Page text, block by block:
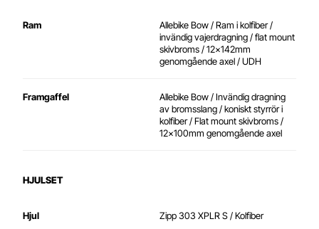
Ram Allebike Bow /Ram i kolfiber /
invändig vajerdragning / flat mount
skivbroms / 12x142mm
genomgående axel / UDH
Framgaffel
Allebike Bow / Invändig dragning
av bromsslang / koniskt styrrör i
kolfiber / Flat mount skivbroms /
12x100mm genomgående axel
HJULSET
Hjul Zipp 303 XPLR S / Kolfiber